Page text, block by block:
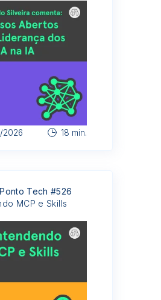
2026 18 min.
Tech #526
MCP e Skills